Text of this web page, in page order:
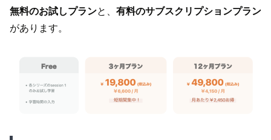
無料のお試しプランと、 有料のサブスクリプションプラン
があります。